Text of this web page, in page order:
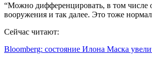
“Можно дифференцировать, в том числе
вооружения и так далее. Это тоже
Сейчас читают:
Bloomberg: состояние Илона Маска